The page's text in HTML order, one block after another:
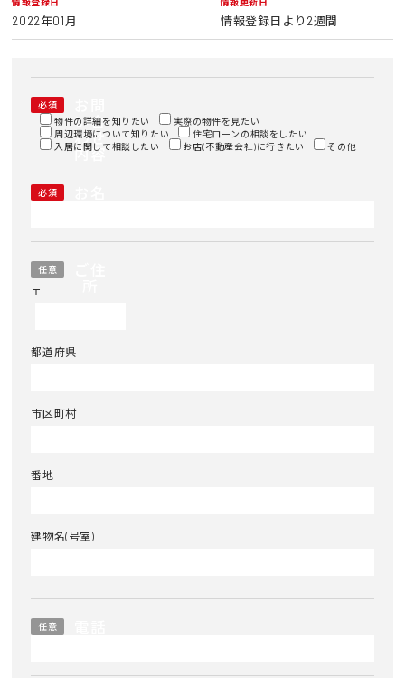
2022年01月 情報登録日より2週間
必須
い合
わせ
内容
物件の詳細を知りたい
実際の物件を見たい
周辺環境について知りたい
住宅ローンの相談をしたい
入居に関して相談したい
お店(不動産会社)に行きたい その他
必須
任意
〒
都道府県
市区町村
番地
建物名(号室)
任意